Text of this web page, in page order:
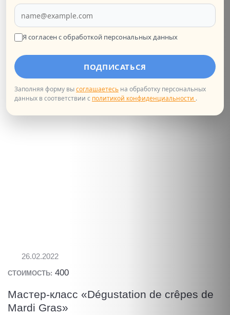
Руа»
12 марта в 15:00 приглашаем на мастер-класс с
дегустацией «Галетт де Руа». Проведите время в
атмосфере французского язык...
КУЛЬТУРНОЕ МЕРОПРИЯТИЕ
26.02.2022
СТОИМОСТЬ: 400
Мастер-класс «Dégustation de crêpes de
Mardi Gras»
Я согласен с обработкой персональных данных
ПОДПИСАТЬСЯ
Заполняя форму высоглашаетесь на обработку персональных
данных в соответствии с политикой конфиденциальности .